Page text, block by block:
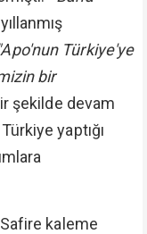
Türkiye'ye
bir
şekilde devam
yaptığı
kaleme